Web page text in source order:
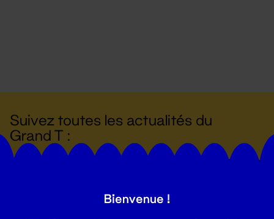
Suivez toutes les actualités du
Grand T :
Bienvenue !